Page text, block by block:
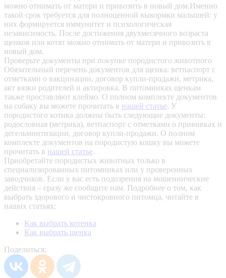
можно отнимать от матери и привозить в новый дом.Именно
такой срок требуется для полноценной выкормки малышей: у
них формируется иммунитет и психологическая
независимость. После достижения двухмесячного возраста
щенков или котят можно отнимать от матери и привозить в
новый дом.
Проверьте документы при покупке породистого животного
Обязательный перечень документов для щенка: ветпаспорт с
отметками о вакцинации, договор купли-продажи, метрика,
акт вязки родителей и актировка. В питомниках щенкам
также проставляют клеймо. О полном комплекте документов
на собаку вы можете прочитать в нашей статье. У
породистого котика должны быть следующие документы:
родословная (метрика), ветпаспорт с отметками о прививках и
дегельминтизации, договор купли-продажи. О полном
комплекте документов на породистую кошку вы можете
прочитать в нашей статье.
Приобретайте породистых животных только в
специализированных питомниках или у проверенных
заводчиков. Если у вас есть подозрения на мошеннические
действия – сразу же сообщите нам. Подробнее о том, как
выбрать здорового и чистокровного питомца, читайте в
наших статьях:
Как выбрать котенка
Как выбрать щенка
Поделиться: